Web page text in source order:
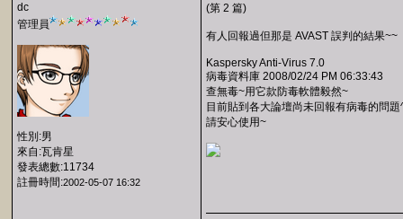
dc
管理員
性別:男
來自:瓦肯星
發表總數:11734
註冊時間:2002-05-07 16:32
(第 2 篇)
有人回報過但那是 AVAST 誤判的結果~~
Kaspersky Anti-Virus 7.0
病毒資料庫 2008/02/24 PM 06:33:43
查無毒~用它款防毒軟體毅然~
目前貼到各大論壇尚未回報有病毒的問題
請安心使用~